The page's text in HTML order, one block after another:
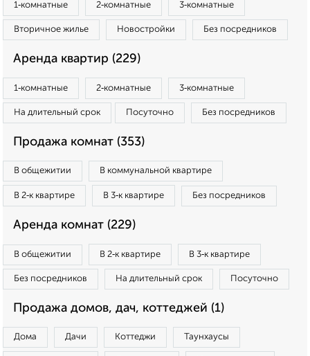
1‑комнатные 2‑комнатные 3‑комнатные
Вторичное жилье Новостройки Без посредников
Аренда квартир (229)
1‑комнатные 2‑комнатные 3‑комнатные
На длительный срок Посуточно Без посредников
Продажа комнат (353)
В общежитии В коммунальной квартире
В 2‑к квартире В 3‑к квартире Без посредников
Аренда комнат (229)
В общежитии В 2‑к квартире В 3‑к квартире
Без посредников На длительный срок Посуточно
Продажа домов, дач, коттеджей (1)
Дома Дачи Коттеджи Таунхаусы